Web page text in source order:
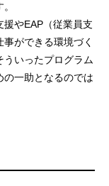
やEAP（従業員支
ができる環境づく
ういったプログラム
一助となるのでは